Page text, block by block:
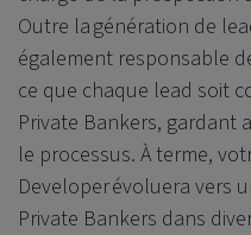
Outre la génération de
également responsable
ce que chaque lead soit
Private Bankers, gardant
le processus. À terme,
Developer évoluera vers
Private Bankers dans